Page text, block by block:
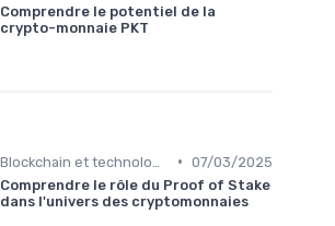
Comprendre le potentiel de la
crypto-monnaie PKT
• 07/03/2025
Comprendre le rôle du Proof of Stake
dans l'univers des cryptomonnaies